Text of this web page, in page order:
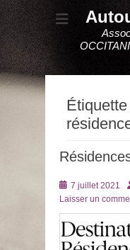
Étiquette
Posté
le
7 juillet 2021
Laisser un